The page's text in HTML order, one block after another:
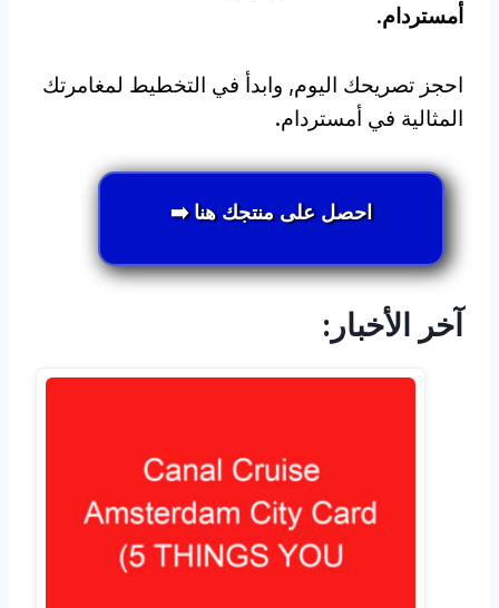
أمستردام.
احجز تصريحك اليوم, وابدأ في التخطيط لمغامرتك
المثالية في أمستردام.
احصل على منتجك هنا ➡️
آخر الأخبار: